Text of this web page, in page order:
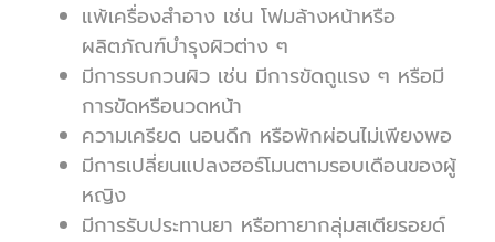
แพ้เครื่องสำอาง เช่น โฟมล้างหน้าหรือ
ผลิตภัณฑ์บำรุงผิวต่าง ๆ
มีการรบกวนผิว เช่น มีการขัดถูแรง ๆ หรือมี
การขัดหรือนวดหน้า
ความเครียด นอนดึก หรือพักผ่อนไม่เพียงพอ
มีการเปลี่ยนแปลงฮอร์โมนตามรอบเดือนของผู้
หญิง
มีการรับประทานยา หรือทายากลุ่มสเตียรอยด์